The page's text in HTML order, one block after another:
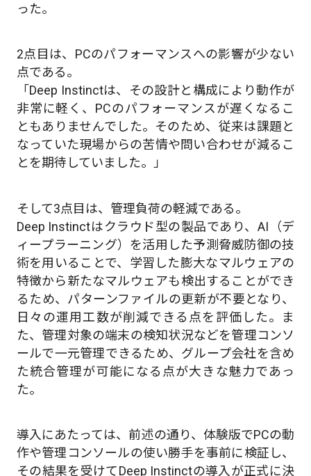
った。
2点目は、PCのパフォーマンスへの影響が少ない
点である。
「Deep Instinctは、その設計と構成により動作が
非常に軽く、PCのパフォーマンスが遅くなるこ
ともありませんでした。そのため、従来は課題と
なっていた現場からの苦情や問い合わせが減るこ
とを期待していました。」
そして3点目は、管理負荷の軽減である。
Deep Instinctはクラウド型の製品であり、AI（デ
ィープラーニング）を活用した予測脅威防御の技
術を用いることで、学習した膨大なマルウェアの
特徴から新たなマルウェアも検出することができ
るため、パターンファイルの更新が不要となり、
日々の運用工数が削減できる点を評価した。ま
た、管理対象の端末の検知状況などを管理コンソ
ールで一元管理できるため、グループ会社を含め
た統合管理が可能になる点が大きな魅力であっ
た。
導入にあたっては、前述の通り、体験版でPCの動
作や管理コンソールの使い勝手を事前に検証し、
その結果を受けてDeep Instinctの導入が正式に決